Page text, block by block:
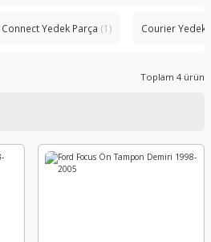
Connect Yedek Parça (1) Courier Yedek
Toplam 4 ürün